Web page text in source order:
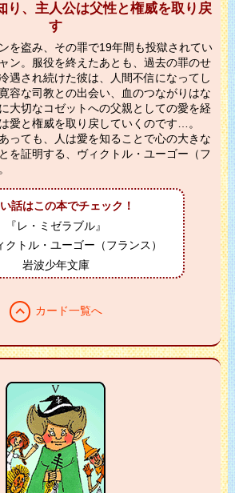
り、主人公は父性と権威を取り戻
す
を盗み、その罪で19年間も投獄されてい
ン。服役を終えたあとも、過去の罪のせ
遇され続けた彼は、人間不信になってし
容な司教との出会い、血のつながりはな
大切なコゼットへの父親としての愛を経
愛と権威を取り戻していくのです…。
っても、人は愛を知ることで心の大きな
を証明する、ヴィクトル・ユーゴー（フ
話はこの本でチェック！
『レ・ミゼラブル』
クトル・ユーゴー（フランス）
岩波少年文庫
expand_less カード一覧へ